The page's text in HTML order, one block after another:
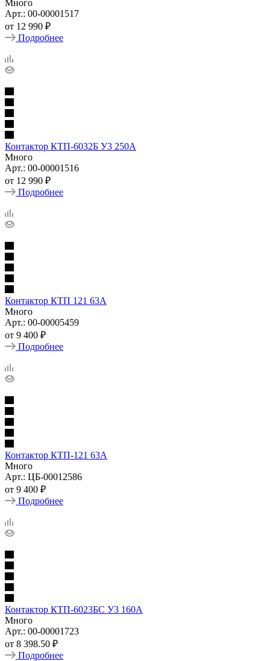
Много
Арт.: 00-00001517
от 12 990 ₽
Подробнее
Контактор КТП-6032Б У3 250А
Много
Арт.: 00-00001516
от 12 990 ₽
Подробнее
Контактор КТП 121 63А
Много
Арт.: 00-00005459
от 9 400 ₽
Подробнее
Контактор КТП-121 63А
Много
Арт.: ЦБ-00012586
от 9 400 ₽
Подробнее
Контактор КТП-6023БС У3 160А
Много
Арт.: 00-00001723
от 8 398.50 ₽
Подробнее